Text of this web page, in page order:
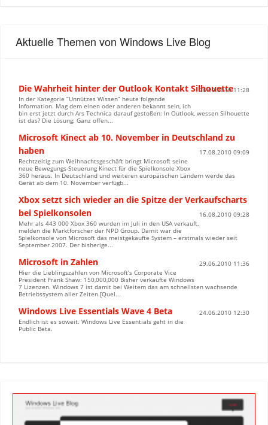
Aktuelle Themen von Windows Live Blog
Die Wahrheit hinter der Outlook Kontakt Silhouette
26.09.2010 11:28
In der Kategorie “Unnützes Wissen” heute folgende
Information. Mag dem einen oder anderen bekannt sein, ich
bin erst jetzt durch Ars Technica darauf gestoßen: In Outlook, wessen Silhouette
ist das? Die Lösung: Ganz offen...
Microsoft Kinect ab 10. November in Deutschland zu
haben
17.08.2010 09:09
Rechtzeitig zum Weihnachtsgeschäft bringt Microsoft seine
neue Bewegungs-Steuerung Kinect für die Spielkonsole Xbox
360 heraus. In Deutschland und weiteren europäischen Ländern werde das
Gerät ab dem 10. November verfügb...
Xbox setzt sich wieder an die Spitze der Verkaufscharts
bei Spielkonsolen
16.08.2010 09:28
Mehr als 443 000 Xbox 360 wurden im Juli in den USA verkauft,
melden die Marktforscher der NPD Group. Damit war die
Spielkonsole von Microsoft das meistgekaufte System – erstmals wieder seit
September 2007. Der bisherige...
Microsoft in Zahlen
29.06.2010 11:36
Hier die Lieblingszahlen von Microsoft’s Corporate Vice
President Frank Shaw: 150,000,000 Bisher verkaufte Windows
7 Lizenzen. Windows 7 ist damit bei Weitem das am schnellsten wachsende
Betriebssystem aller Zeiten.[Quel...
Windows Live Essentials Wave 4 Beta
24.06.2010 12:30
Endlich ist es soweit. Windows Live Essentials geht in die
Public Beta.